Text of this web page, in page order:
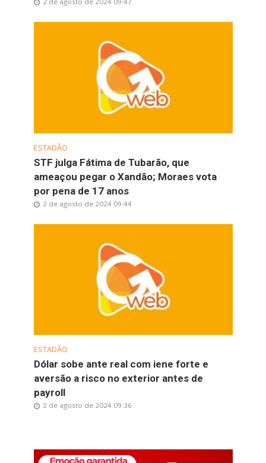
ESTADÃO
STF julga Fátima de Tubarão, que
ameaçou pegar o Xandão; Moraes vota
por pena de 17 anos
2 de agosto de 2024 09:44
ESTADÃO
Dólar sobe ante real com iene forte e
aversão a risco no exterior antes de
payroll
2 de agosto de 2024 09:36